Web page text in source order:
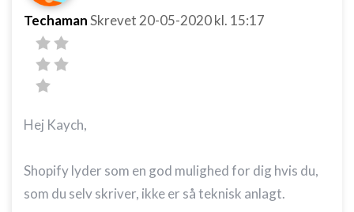
TechamanSkrevet 20-05-2020kl. 15:17
Hej Kaych,
Shopify lyder som en god mulighed for dig hvis du,
som du selv skriver, ikke er så teknisk anlagt.
Forstå målgrupper gennem statistikker eller
kombinationer af oplysninger fra forskellige
kilder
Udvikle og forbedre tjenester
Bruge præcise geografiske
placeringsoplysninger